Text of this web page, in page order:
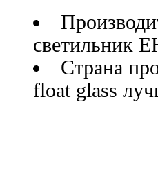
светильник
Страна
float glass